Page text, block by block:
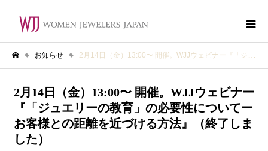
お知らせ 2月14日（金）13:00〜 開催。WJJウェビナー『「ジュエリーの教育」の必要性についてーお客様との距離を近づける方法』（終了しました）
2月14日（金）13:00〜 開催。WJJウェビナー
『「ジュエリーの教育」の必要性についてー
お客様との距離を近づける方法』（終了しま
した）